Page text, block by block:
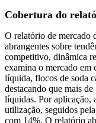
Cobertura do
O relatório de mercado
abrangentes sobre
competitivo, dinâmica
examina o mercado em
líquida, flocos de soda
destacando que mais
líquidas. Por aplicação,
utilização, seguidos
com 14%. O relatório